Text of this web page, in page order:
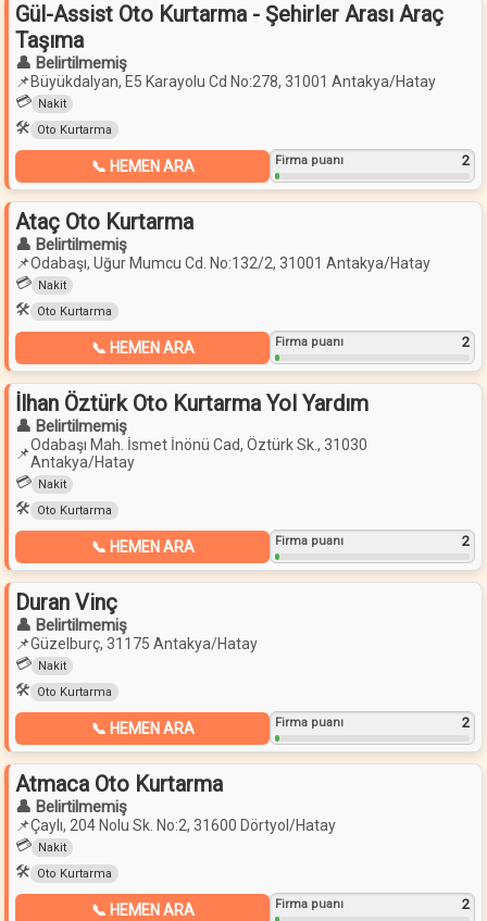
Gül-Assist Oto Kurtarma - Şehirler Arası Araç
Taşıma
👤 Belirtilmemiş
📌Büyükdalyan, E5 Karayolu Cd No:278, 31001 Antakya/Hatay
💳 Nakit
🛠️ Oto Kurtarma
📞 HEMEN ARA Firma puanı 2
Ataç Oto Kurtarma
👤 Belirtilmemiş
📌Odabaşı, Uğur Mumcu Cd. No:132/2, 31001 Antakya/Hatay
💳 Nakit
🛠️ Oto Kurtarma
📞 HEMEN ARA Firma puanı 2
İlhan Öztürk Oto Kurtarma Yol Yardım
👤 Belirtilmemiş
📌Odabaşı Mah. İsmet İnönü Cad, Öztürk Sk., 31030
Antakya/Hatay
💳 Nakit
🛠️ Oto Kurtarma
📞 HEMEN ARA Firma puanı 2
Duran Vinç
👤 Belirtilmemiş
📌Güzelburç, 31175 Antakya/Hatay
💳 Nakit
🛠️ Oto Kurtarma
📞 HEMEN ARA Firma puanı 2
Atmaca Oto Kurtarma
👤 Belirtilmemiş
📌Çaylı, 204 Nolu Sk. No:2, 31600 Dörtyol/Hatay
💳 Nakit
🛠️ Oto Kurtarma
📞 HEMEN ARA Firma puanı 2